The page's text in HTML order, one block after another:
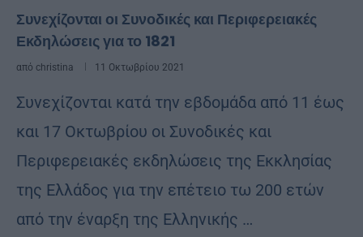
Συνεχίζονται οι Συνοδικές και Περιφερειακές
Εκδηλώσεις για το 1821
από christina 11 Οκτωβρίου 2021
Συνεχίζονται κατά την εβδομάδα από 11 έως
και 17 Οκτωβρίου οι Συνοδικές και
Περιφερειακές εκδηλώσεις της Εκκλησίας
της Ελλάδος για την επέτειο τω 200 ετών
από την έναρξη της Ελληνικής …